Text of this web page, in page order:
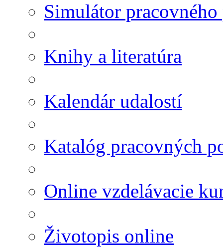
Simulátor
Knihy a literatúra
Kalendár udalostí
Katalóg pracovných
Online vzdelávacie
Životopis online